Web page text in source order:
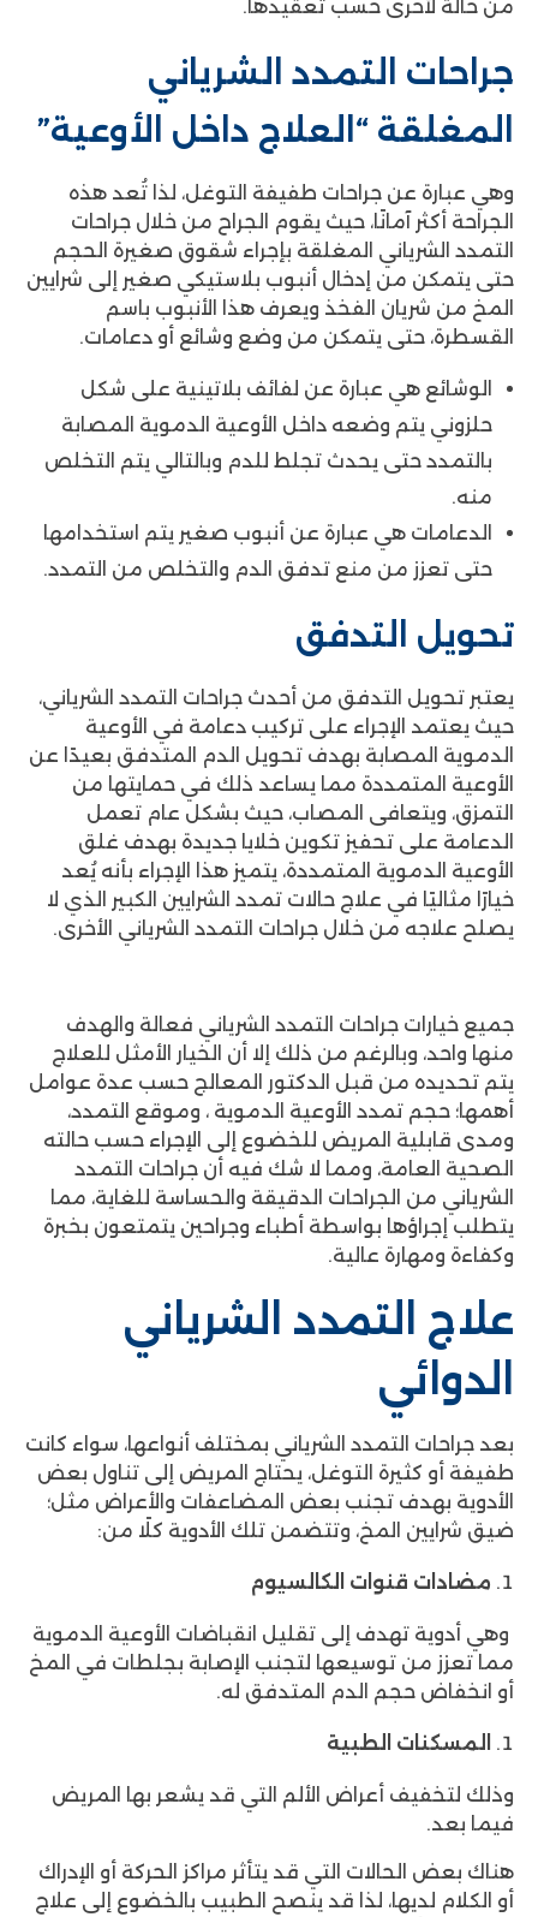
من حالة لأخرى حسب تعقيدها.
جراحات التمدد الشرياني
المغلقة “العلاج داخل الأوعية”
وهي عبارة عن جراحات طفيفة التوغل، لذا تُعد هذه
الجراحة أكثر آمانًا، حيث يقوم الجراح من خلال جراحات
التمدد الشرياني المغلقة بإجراء شقوق صغيرة الحجم
حتى يتمكن من إدخال أنبوب بلاستيكي صغير إلى شرايين
المخ من شريان الفخذ ويعرف هذا الأنبوب باسم
القسطرة، حتى يتمكن من وضع وشائع أو دعامات.
الوشائع هي عبارة عن لفائف بلاتينية على شكل
حلزوني يتم وضعه داخل الأوعية الدموية المصابة
بالتمدد حتى يحدث تجلط للدم وبالتالي يتم التخلص
منه.
الدعامات هي عبارة عن أنبوب صغير يتم استخدامها
حتى تعزز من منع تدفق الدم والتخلص من التمدد.
تحويل التدفق
يعتبر تحويل التدفق من أحدث جراحات التمدد الشرياني،
حيث يعتمد الإجراء على تركيب دعامة في الأوعية
الدموية المصابة بهدف تحويل الدم المتدفق بعيدًا عن
الأوعية المتمددة مما يساعد ذلك في حمايتها من
التمزق، ويتعافى المصاب، حيث بشكل عام تعمل
الدعامة على تحفيز تكوين خلايا جديدة بهدف غلق
الأوعية الدموية المتمددة، يتميز هذا الإجراء بأنه يُعد
خيارًا مثاليًا في علاج حالات تمدد الشرايين الكبير الذي لا
يصلح علاجه من خلال جراحات التمدد الشرياني الأخرى.
جميع خيارات جراحات التمدد الشرياني فعالة والهدف
منها واحد، وبالرغم من ذلك إلا أن الخيار الأمثل للعلاج
يتم تحديده من قبل الدكتور المعالج حسب عدة عوامل
أهمها؛ حجم تمدد الأوعية الدموية ، وموقع التمدد،
ومدى قابلية المريض للخضوع إلى الإجراء حسب حالته
الصحية العامة، ومما لا شك فيه أن جراحات التمدد
الشرياني من الجراحات الدقيقة والحساسة للغاية، مما
يتطلب إجراؤها بواسطة أطباء وجراحين يتمتعون بخبرة
وكفاءة ومهارة عالية.
علاج التمدد الشرياني
الدوائي
بعد جراحات التمدد الشرياني بمختلف أنواعها، سواء كانت
طفيفة أو كثيرة التوغل، يحتاج المريض إلى تناول بعض
الأدوية بهدف تجنب بعض المضاعفات والأعراض مثل؛
ضيق شرايين المخ، وتتضمن تلك الأدوية كلًا من:
مضادات قنوات الكالسيوم
وهي أدوية تهدف إلى تقليل انقباضات الأوعية الدموية
مما تعزز من توسيعها لتجنب الإصابة بجلطات في المخ
أو انخفاض حجم الدم المتدفق له.
المسكنات الطبية
وذلك لتخفيف أعراض الألم التي قد يشعر بها المريض
فيما بعد.
هناك بعض الحالات التي قد يتأثر مراكز الحركة أو الإدراك
أو الكلام لديها، لذا قد ينصح الطبيب بالخضوع إلى علاج